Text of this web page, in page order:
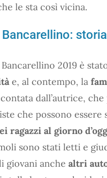
le sta così vicina.
2019 è
e, al contempo, la
dall’autrice,
che possono essere
ragazzi al giorno
sono stati letti e
giovani anche altri